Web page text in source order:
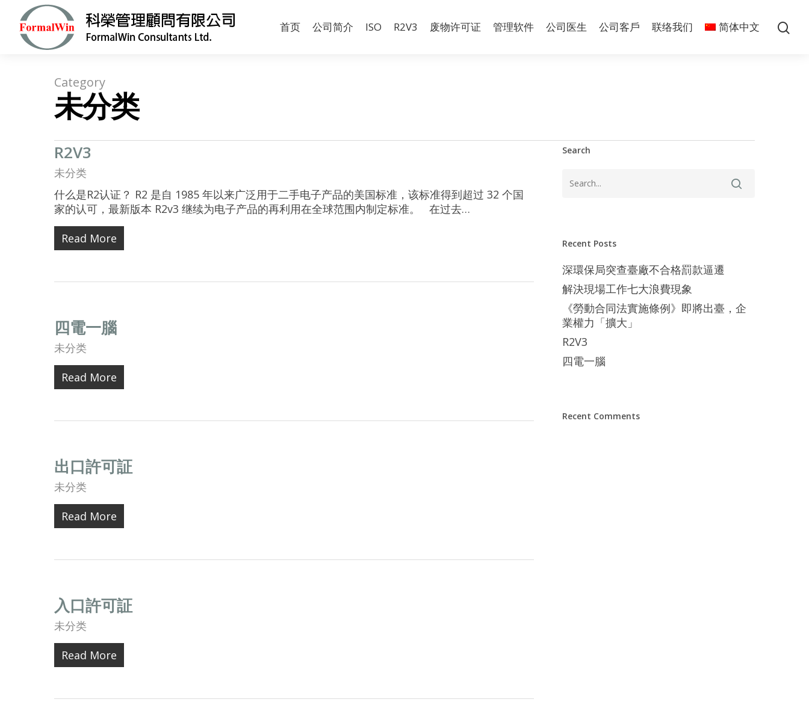
首页 公司简介 ISO R2V3 废物许可证 管理软件 公司医生 公司客戶 联络我们 简体中文
Category
未分类
R2V3
未分类
什么是R2认证？ R2 是自 1985 年以来广泛用于二手电子产品的美国标准，该标准得到超过 32 个国
家的认可，最新版本 R2v3 继续为电子产品的再利用在全球范围内制定标准。 在过去…
Read More
四電一腦
未分类
Read More
出口許可証
未分类
Read More
入口許可証
未分类
Read More
Search
Recent Posts
深環保局突查臺廠不合格罰款逼遷
解決現場工作七大浪費現象
《勞動合同法實施條例》即將出臺，企
業權力「擴大」
R2V3
四電一腦
Recent Comments